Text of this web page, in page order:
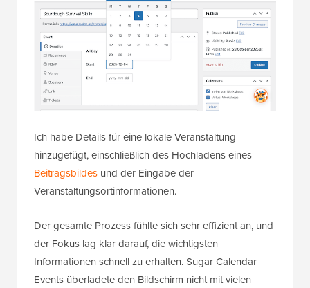
Ich habe Details für eine lokale Veranstaltung
hinzugefügt, einschließlich des Hochladens eines
Beitragsbildes und der Eingabe der
Veranstaltungsortinformationen.
Der gesamte Prozess fühlte sich sehr effizient an, und
der Fokus lag klar darauf, die wichtigsten
Informationen schnell zu erhalten. Sugar Calendar
Events überladete den Bildschirm nicht mit vielen